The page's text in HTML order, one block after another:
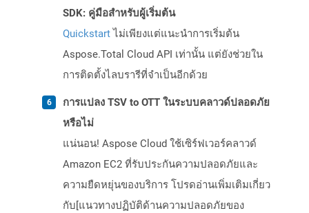
SDK: คู่มือสำหรับผู้เริ่มต้น
Quickstartไม่เพียงแต่แนะนำการเริ่มต้น
Aspose.Total Cloud API เท่านั้น แต่ยังช่วยใน
การติดตั้งไลบรารีที่จำเป็นอีกด้วย
การแปลง TSV to OTT ในระบบคลาวด์ปลอดภัย
หรือไม่
แน่นอน! Aspose Cloud ใช้เซิร์ฟเวอร์คลาวด์
Amazon EC2 ที่รับประกันความปลอดภัยและ
ความยืดหยุ่นของบริการ โปรดอ่านเพิ่มเติมเกี่ยว
กับ[แนวทางปฏิบัติด้านความปลอดภัยของ